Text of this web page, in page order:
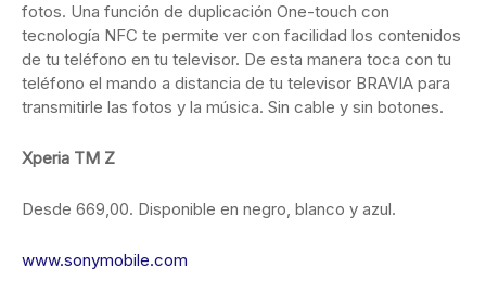
fotos. Una función de duplicación One-touch con
tecnología NFC te permite ver con facilidad los contenidos
de tu teléfono en tu televisor. De esta manera toca con tu
teléfono el mando a distancia de tu televisor BRAVIA para
transmitirle las fotos y la música. Sin cable y sin botones.
Xperia TM Z
Desde 669,00. Disponible en negro, blanco y azul.
www.sonymobile.com